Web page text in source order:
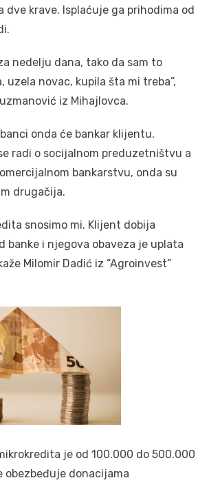
dve krave. Isplaćuje ga prihodima od
nedelju dana, tako da sam to
uzela novac, kupila šta mi treba”,
iz Mihajlovca.
onda će bankar klijentu.
radi o socijalnom preduzetništvu a
bankarstvu, onda su
drugačija.
snosimo mi. Klijent dobija
banke i njegova obaveza je uplata
Milomir Dadić iz “Agroinvest”
je od 100.000 do 500.000
obezbeđuje donacijama